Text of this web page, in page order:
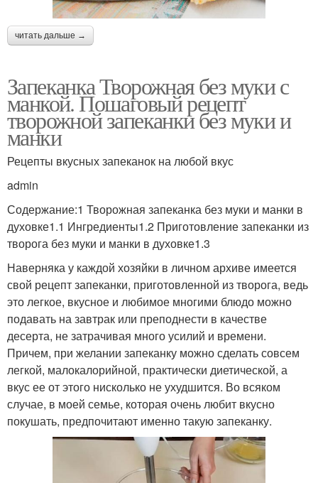
читать дальше →
Запеканка Творожная без муки с
манкой. Пошаговый рецепт
творожной запеканки без муки и
манки
Рецепты вкусных запеканок на любой вкус
admin
Содержание:1 Творожная запеканка без муки и манки в
духовке1.1 Ингредиенты1.2 Приготовление запеканки из
творога без муки и манки в духовке1.3
Наверняка у каждой хозяйки в личном архиве имеется
свой рецепт запеканки, приготовленной из творога, ведь
это легкое, вкусное и любимое многими блюдо можно
подавать на завтрак или преподнести в качестве
десерта, не затрачивая много усилий и времени.
Причем, при желании запеканку можно сделать совсем
легкой, малокалорийной, практически диетической, а
вкус ее от этого нисколько не ухудшится. Во всяком
случае, в моей семье, которая очень любит вкусно
покушать, предпочитают именно такую запеканку.